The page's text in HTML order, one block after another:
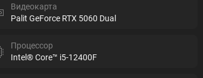
Видеокарта
Palit GeForce RTX 5060 Dual
Процессор
Intel® Core™ i5-12400F